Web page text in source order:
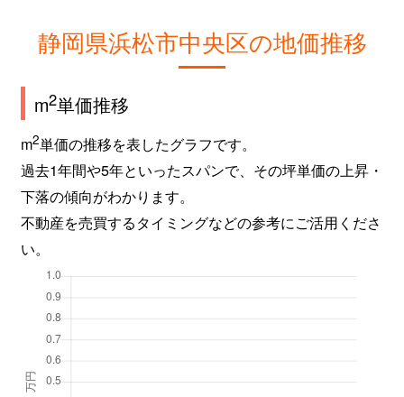
静岡県浜松市中央区の地価推移
m2単価推移
m2単価の推移を表したグラフです。
過去1年間や5年といったスパンで、その坪単価の上昇・
下落の傾向がわかります。
不動産を売買するタイミングなどの参考にご活用くださ
い。